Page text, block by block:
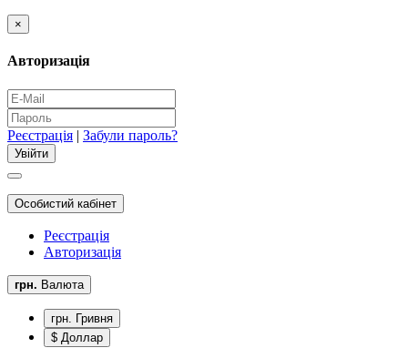
×
Авторизація
Реєстрація | Забули пароль?
Особистий кабінет
Реєстрація
Авторизація
грн. Валюта
грн. Гривня
$ Доллар